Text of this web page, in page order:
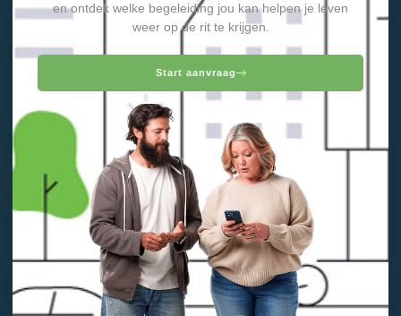
en ontdek welke begeleiding jou kan helpen je leven
weer op de rit te krijgen.
Start aanvraag